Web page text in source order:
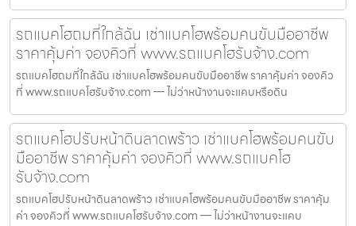
รถแบคโฮถมที่ใกล้ฉัน เช่าแบคโฮพร้อมคนขับมืออาชีพ
ราคาคุ้มค่า จองคิวที่ www.รถแบคโฮรับจ้าง.com
รถแบคโฮถมที่ใกล้ฉัน เช่าแบคโฮพร้อมคนขับมืออาชีพ ราคาคุ้มค่า จองคิว
ที่ www.รถแบคโฮรับจ้าง.com — ไม่ว่าหน้างานจะแคบหรือดิน
รถแบคโฮปรับหน้าดินลาดพร้าว เช่าแบคโฮพร้อมคนขับ
มืออาชีพ ราคาคุ้มค่า จองคิวที่ www.รถแบคโฮ
รับจ้าง.com
รถแบคโฮปรับหน้าดินลาดพร้าว เช่าแบคโฮพร้อมคนขับมืออาชีพ ราคาคุ้ม
ค่า จองคิวที่ www.รถแบคโฮรับจ้าง.com — ไม่ว่าหน้างานจะแคบ